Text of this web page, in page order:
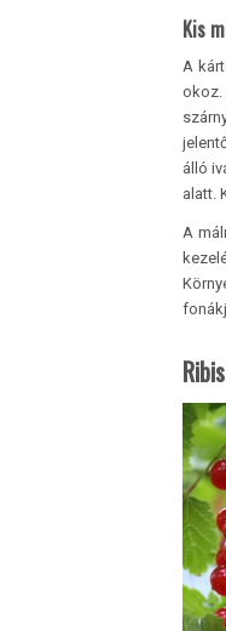
Kis
A
okoz.
álló
alatt.
A